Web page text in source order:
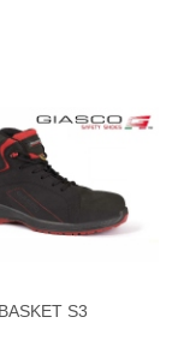
S3